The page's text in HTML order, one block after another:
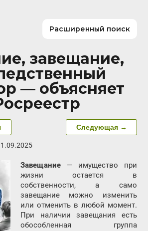
Расширенный поиск
завещание,
— объясняет
Следующая →
Завещание — имущество при
жизни остается в
собственности, а само
завещание можно изменить
или отменить в любой момент.
При наличии завещания есть
обособленная группа